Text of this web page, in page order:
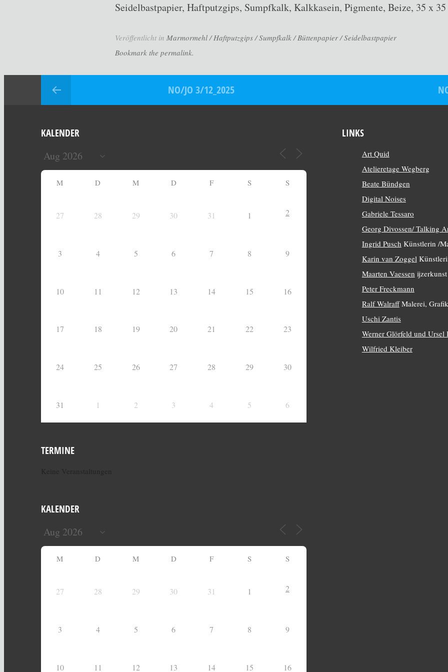
Seidelbastpapier, Haftputzgips, Sumpfkalk, Kalkkasein, Pigmente, Beize, 35 x
Veröffentlicht in Marmormehl / Haftputzgips / Sumpfkalk / Büttenpapier / Seidelbastpapier
Bookmark the permalink.
NO/JO 3/12_2025
KALENDER
M D M D F S S
27 28 29 30 31 1 2
3 4 5 6 7 8 9
10 11 12 13 14 15 16
17 18 19 20 21 22 23
24 25 26 27 28 29 30
31 1 2 3 4 5 6
TERMINE
KALENDER
M D M D F S S
27 28 29 30 31 1 2
3 4 5 6 7 8 9
10 11 12 13 14 15 16
LINKS
Art Quid
Atelieretage Wegberg
Beate Bündgen
Digital Noises
Gabriele Tessaro
Georg Divossen/ Talking
Ingrid Pusch Künstlerin /
Karin van Zoggel
Maarten Vaessen ijzerkunst
Peter Freckmann
Ralf WalraffMalerei,
Uschi Zantis
Werner Glörfeld und Ursel
Wilfried Kleiber